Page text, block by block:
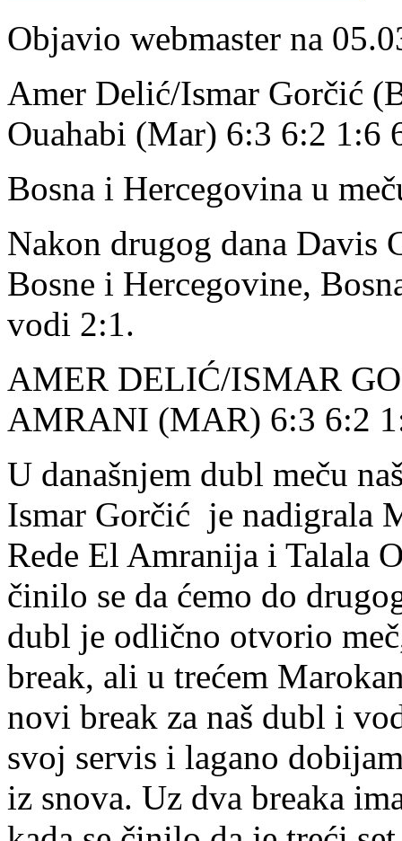
Objavio webmaster na
Amer Delić/Ismar Gorčić
Ouahabi (Mar) 6:3 6:2 1:6
Bosna i Hercegovina u
Nakon drugog dana Davis
Bosne i Hercegovine,
vodi 2:1.
AMER DELIĆ/ISMAR
AMRANI (MAR) 6:3 6:2
U današnjem dubl meču
Ismar Gorčić je nadigrala
Rede El Amranija i Talala
činilo se da ćemo do
dubl je odlično otvorio
break, ali u trećem
novi break za naš dubl i
svoj servis i lagano
iz snova. Uz dva breaka